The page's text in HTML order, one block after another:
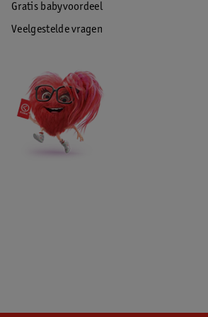
Gratis babyvoordeel
Veelgestelde vragen